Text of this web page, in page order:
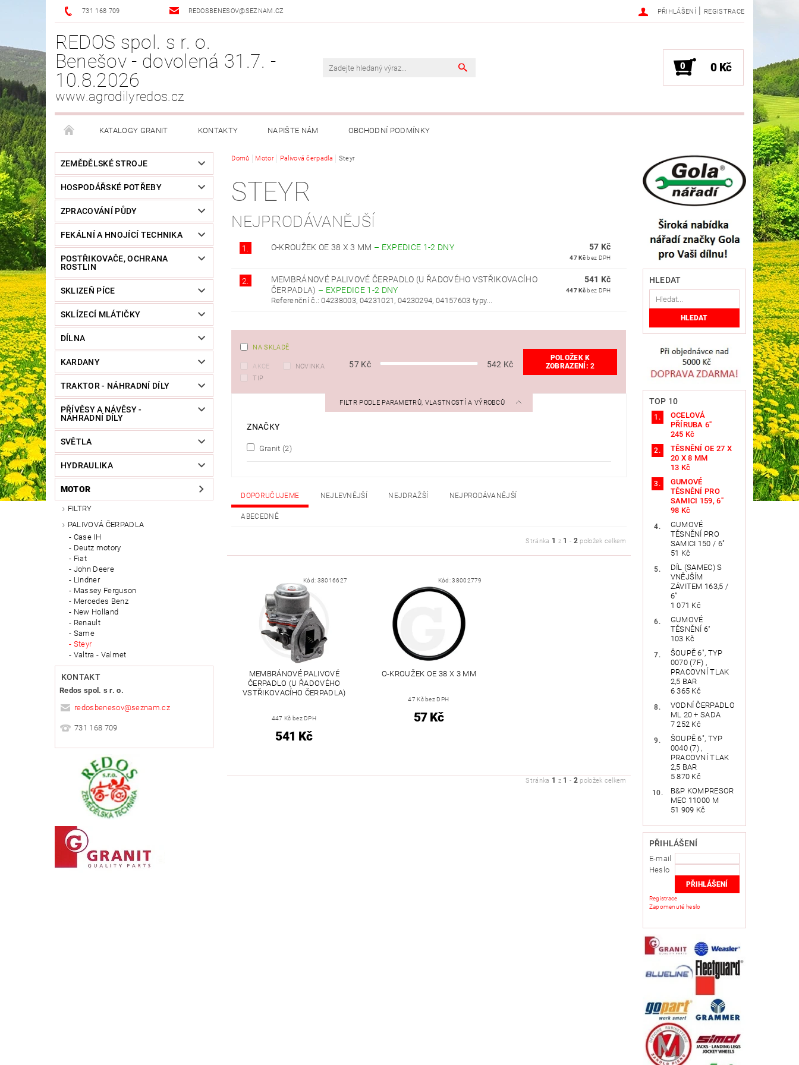
731 168 709 REDOSBENESOV@SEZNAM.CZ PŘIHLÁŠENÍ | REGISTRACE
REDOS spol. s r. o.
Benešov - dovolená 31.7. -
10.8.2026
www.agrodilyredos.cz
0 0 Kč
KATALOGY GRANIT KONTAKTY NAPIŠTE NÁM OBCHODNÍ PODMÍNKY
ZEMĚDĚLSKÉ STROJE
HOSPODÁŘSKÉ POTŘEBY
ZPRACOVÁNÍ PŮDY
FEKÁLNÍ A HNOJÍCÍ TECHNIKA
POSTŘIKOVAČE, OCHRANA
ROSTLIN
SKLIZEŇ PÍCE
SKLÍZECÍ MLÁTIČKY
DÍLNA
KARDANY
TRAKTOR - NÁHRADNÍ DÍLY
PŘÍVĚSY A NÁVĚSY -
NÁHRADNÍ DÍLY
SVĚTLA
HYDRAULIKA
MOTOR
FILTRY
PALIVOVÁ ČERPADLA
Case IH
Deutz motory
Fiat
John Deere
Lindner
Massey Ferguson
Mercedes Benz
New Holland
Renault
Same
Steyr
Valtra - Valmet
KONTAKT
Redos spol. s r. o.
redosbenesov@seznam.cz
731 168 709
Domů Motor Palivová čerpadla Steyr
STEYR
NEJPRODÁVANĚJŠÍ
1. O-KROUŽEK OE 38 X 3 MM – EXPEDICE 1-2 DNY 57 Kč
47 Kčbez DPH
2.
MEMBRÁNOVÉ PALIVOVÉ ČERPADLO (U ŘADOVÉHO VSTŘIKOVACÍHO
ČERPADLA) – EXPEDICE 1-2 DNY
Referenční č.: 04238003, 04231021, 04230294, 04157603 typy...
541 Kč
447 Kčbez DPH
NA SKLADĚ
AKCE
NOVINKA
TIP
57 Kč 542 Kč
POLOŽEK K
ZOBRAZENÍ:2
FILTR PODLE PARAMETRŮ, VLASTNOSTÍ A VÝROBCŮ
ZNAČKY
Granit (2)
DOPORUČUJEME NEJLEVNĚJŠÍ NEJDRAŽŠÍ NEJPRODÁVANĚJŠÍ
ABECEDNĚ
Stránka 1 z 1 - 2položek celkem
Kód: 38016627
MEMBRÁNOVÉ PALIVOVÉ
ČERPADLO (U ŘADOVÉHO
VSTŘIKOVACÍHO ČERPADLA)
447 Kč bez DPH
541 Kč
Kód:38002779
O-KROUŽEK OE 38 X 3 MM
47 Kč bez DPH
57 Kč
Stránka 1 z 1 - 2položek celkem
HLEDAT
TOP 10
OCELOVÁ
PŘÍRUBA 6"
245 Kč
TĚSNĚNÍ OE 27 X
20 X 8 MM
13 Kč
GUMOVÉ
TĚSNĚNÍ PRO
SAMICI 159, 6"
98 Kč
GUMOVÉ
TĚSNĚNÍ PRO
SAMICI 150 / 6"
51 Kč
DÍL (SAMEC) S
VNĚJŠÍM
ZÁVITEM 163,5 /
6”
1 071 Kč
GUMOVÉ
TĚSNĚNÍ 6"
103 Kč
ŠOUPĚ 6", TYP
0070 (7F) ,
PRACOVNÍ TLAK
2,5 BAR
6 365 Kč
VODNÍ ČERPADLO
ML 20 + SADA
7 252 Kč
ŠOUPĚ 6", TYP
0040 (7) ,
PRACOVNÍ TLAK
2,5 BAR
5 870 Kč
B&P KOMPRESOR
MEC 11000 M
51 909 Kč
PŘIHLÁŠENÍ
E-mail
Heslo
Registrace
Zapomenuté heslo